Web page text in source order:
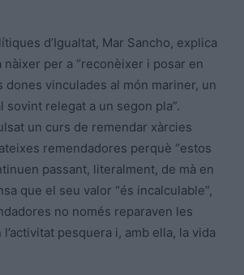
d’Igualtat, Mar Sancho, explica
nàixer per a “reconèixer i posar en
dones vinculades al món mariner, un
sovint relegat a un segon pla”.
un curs de remendar xàrcies
remendadores perquè “estos
passant, literalment, de mà en
que el seu valor “és incalculable”,
no només reparaven les
pesquera i, amb ella, la vida